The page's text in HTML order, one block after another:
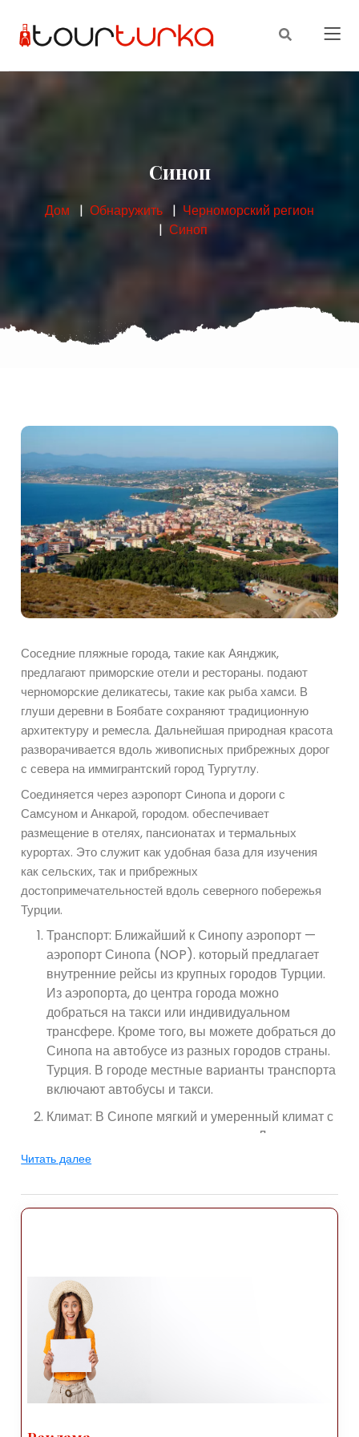
Синоп
Дом Обнаружить
Черноморский регион
Синоп
Соседние пляжные города, такие как Аянджик,
предлагают приморские отели и рестораны. подают
черноморские деликатесы, такие как рыба хамси. В
глуши деревни в Боябате сохраняют традиционную
архитектуру и ремесла. Дальнейшая природная красота
разворачивается вдоль живописных прибрежных дорог
с севера на иммигрантский город Тургутлу.
Соединяется через аэропорт Синопа и дороги с
Самсуном и Анкарой, городом. обеспечивает
размещение в отелях, пансионатах и ​​термальных
курортах. Это служит как удобная база для изучения
как сельских, так и прибрежных
достопримечательностей вдоль северного побережья
Турции.
Транспорт: Ближайший к Синопу аэропорт —
аэропорт Синопа (NOP). который предлагает
внутренние рейсы из крупных городов Турции.
Из аэропорта, до центра города можно
добраться на такси или индивидуальном
трансфере. Кроме того, вы можете добраться до
Синопа на автобусе из разных городов страны.
Турция. В городе местные варианты транспорта
включают автобусы и такси.
Климат: В Синопе мягкий и умеренный климат с
время для посещения Синопа — весна
когда погода приятная для активного отдыха.
Лето обычно теплое и солнечное, а зима может
Достопримечательности: Синоп может
похвастаться множеством
достопримечательностей, от исторические
места и чудеса природы. Вот несколько
популярных мест, где можно посещение
Синопа:
Синопский замок: Синопский замок – это
Читать далее